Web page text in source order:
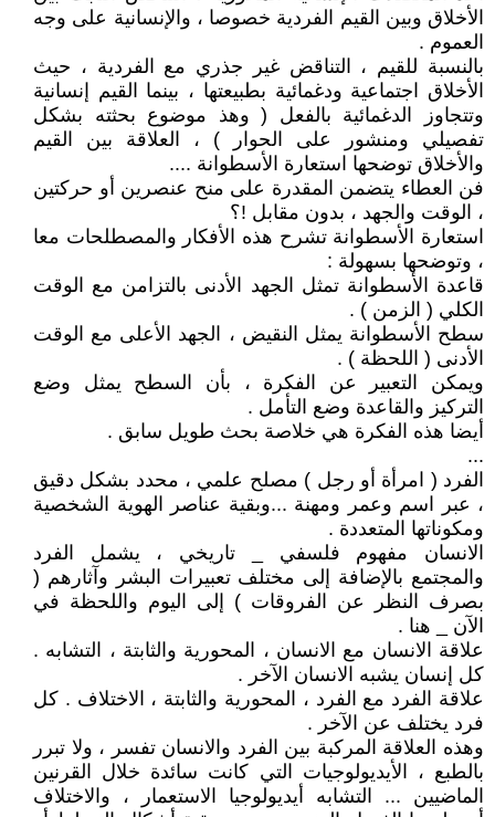
الأخلاق وبين القيم الفردية خصوصا ، والإنسانية على وجه
العموم .
بالنسبة للقيم ، التناقض غير جذري مع الفردية ، حيث
الأخلاق اجتماعية ودغمائية بطبيعتها ، بينما القيم إنسانية
وتتجاوز الدغمائية بالفعل ( وهذ موضوع بحثته بشكل
تفصيلي ومنشور على الحوار ) ، العلاقة بين القيم
والأخلاق توضحها استعارة الأسطوانة ....
فن العطاء يتضمن المقدرة على منح عنصرين أو حركتين
، الوقت والجهد ، بدون مقابل !؟
استعارة الأسطوانة تشرح هذه الأفكار والمصطلحات معا
، وتوضحها بسهولة :
قاعدة الأسطوانة تمثل الجهد الأدنى بالتزامن مع الوقت
الكلي ( الزمن ) .
سطح الأسطوانة يمثل النقيض ، الجهد الأعلى مع الوقت
الأدنى ( اللحظة ) .
ويمكن التعبير عن الفكرة ، بأن السطح يمثل وضع
التركيز والقاعدة وضع التأمل .
أيضا هذه الفكرة هي خلاصة بحث طويل سابق .
...
الفرد ( امرأة أو رجل ) مصلح علمي ، محدد بشكل دقيق
، عبر اسم وعمر ومهنة ...وبقية عناصر الهوية الشخصية
ومكوناتها المتعددة .
الانسان مفهوم فلسفي _ تاريخي ، يشمل الفرد
والمجتمع بالإضافة إلى مختلف تعبيرات البشر وآثارهم (
بصرف النظر عن الفروقات ) إلى اليوم واللحظة في
الآن _ هنا .
علاقة الانسان مع الانسان ، المحورية والثابتة ، التشابه .
كل إنسان يشبه الانسان الآخر .
علاقة الفرد مع الفرد ، المحورية والثابتة ، الاختلاف . كل
فرد يختلف عن الآخر .
وهذه العلاقة المركبة بين الفرد والانسان تفسر ، ولا تبرر
بالطبع ، الأيديولوجيات التي كانت سائدة خلال القرنين
الماضيين ... التشابه أيديولوجيا الاستعمار ، والاختلاف